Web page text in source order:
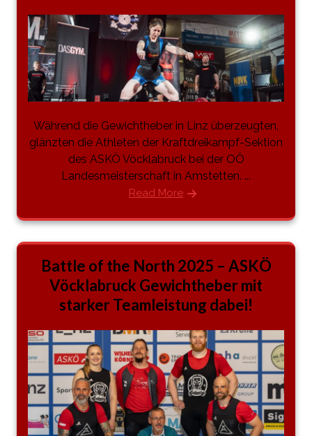
Während die Gewichtheber in Linz überzeugten,
glänzten die Athleten der Kraftdreikampf-Sektion
des ASKÖ Vöcklabruck bei der OÖ
Landesmeisterschaft in Amstetten. ...
Read More
Battle of the North 2025 – ASKÖ
Vöcklabruck Gewichtheber mit
starker Teamleistung dabei!